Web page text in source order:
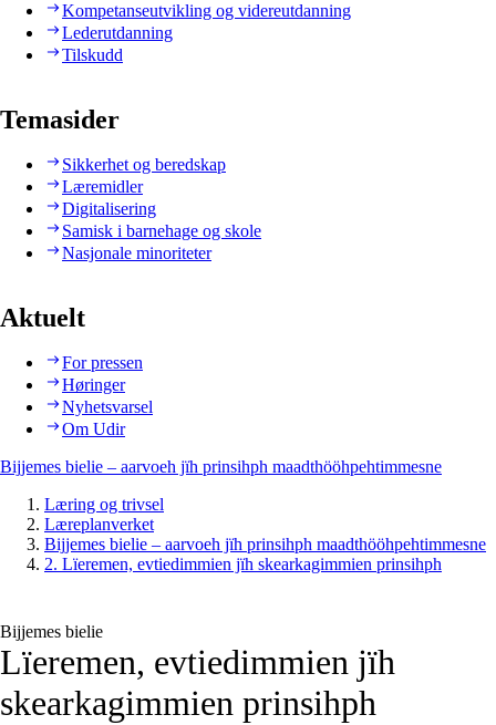
Kompetanseutvikling og videreutdanning
Lederutdanning
Tilskudd
Temasider
Sikkerhet og beredskap
Læremidler
Digitalisering
Samisk i barnehage og skole
Nasjonale minoriteter
Aktuelt
For pressen
Høringer
Nyhetsvarsel
Om Udir
Bijjemes bielie – aarvoeh jïh prinsihph maadthööhpehtimmesne
Læring og trivsel
Læreplanverket
Bijjemes bielie – aarvoeh jïh prinsihph maadthööhpehtimmesne
2. Lïeremen, evtiedimmien jïh skearkagimmien prinsihph
Bijjemes bielie
Lïeremen, evtiedimmien jïh
skearkagimmien prinsihph